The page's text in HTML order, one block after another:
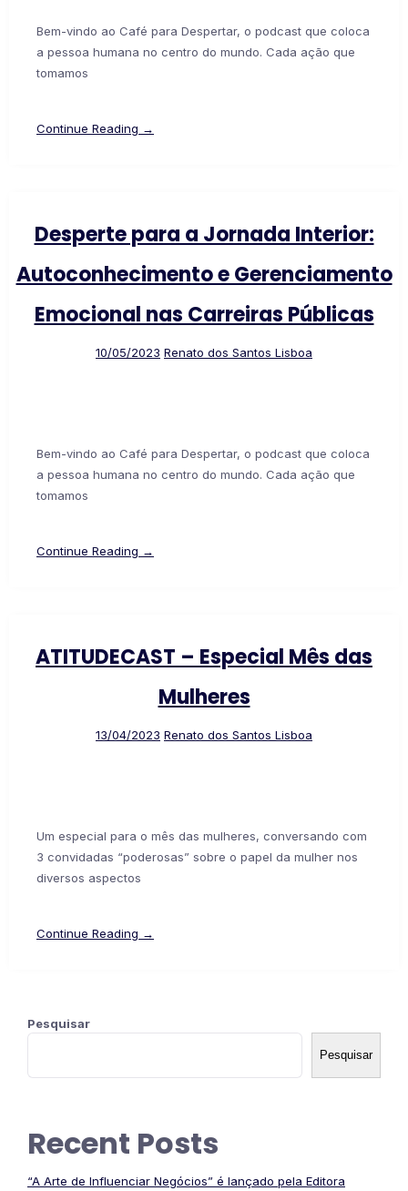
Bem-vindo ao Café para Despertar, o podcast que coloca
a pessoa humana no centro do mundo. Cada ação que
tomamos
Continue Reading →
Desperte para a Jornada Interior:
Autoconhecimento e Gerenciamento
Emocional nas Carreiras Públicas
10/05/2023 Renato dos Santos Lisboa
Bem-vindo ao Café para Despertar, o podcast que coloca
a pessoa humana no centro do mundo. Cada ação que
tomamos
Continue Reading →
ATITUDECAST – Especial Mês das
Mulheres
13/04/2023 Renato dos Santos Lisboa
Um especial para o mês das mulheres, conversando com
3 convidadas “poderosas” sobre o papel da mulher nos
diversos aspectos
Continue Reading →
Pesquisar
Pesquisar
Recent Posts
“A Arte de Influenciar Negócios” é lançado pela Editora